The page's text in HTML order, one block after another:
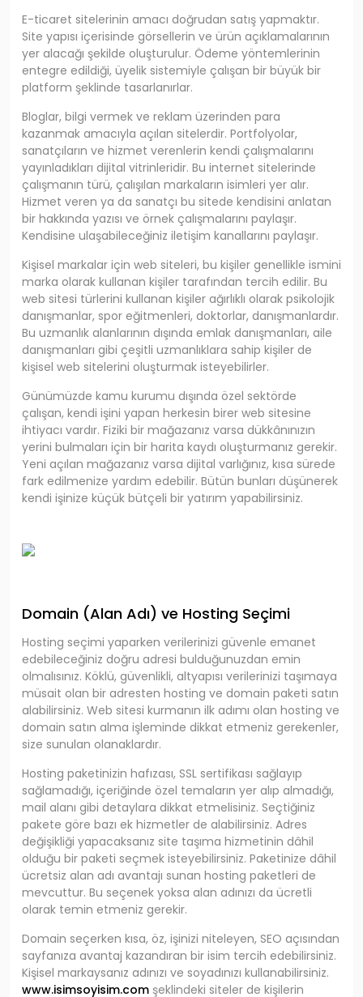
E-ticaret sitelerinin amacı doğrudan satış yapmaktır.
Site yapısı içerisinde görsellerin ve ürün açıklamalarının
yer alacağı şekilde oluşturulur. Ödeme yöntemlerinin
entegre edildiği, üyelik sistemiyle çalışan bir büyük bir
platform şeklinde tasarlanırlar.
Bloglar, bilgi vermek ve reklam üzerinden para
kazanmak amacıyla açılan sitelerdir. Portfolyolar,
sanatçıların ve hizmet verenlerin kendi çalışmalarını
yayınladıkları dijital vitrinleridir. Bu internet sitelerinde
çalışmanın türü, çalışılan markaların isimleri yer alır.
Hizmet veren ya da sanatçı bu sitede kendisini anlatan
bir hakkında yazısı ve örnek çalışmalarını paylaşır.
Kendisine ulaşabileceğiniz iletişim kanallarını paylaşır.
Kişisel markalar için web siteleri, bu kişiler genellikle ismini
marka olarak kullanan kişiler tarafından tercih edilir. Bu
web sitesi türlerini kullanan kişiler ağırlıklı olarak psikolojik
danışmanlar, spor eğitmenleri, doktorlar, danışmanlardır.
Bu uzmanlık alanlarının dışında emlak danışmanları, aile
danışmanları gibi çeşitli uzmanlıklara sahip kişiler de
kişisel web sitelerini oluşturmak isteyebilirler.
Günümüzde kamu kurumu dışında özel sektörde
çalışan, kendi işini yapan herkesin birer web sitesine
ihtiyacı vardır. Fiziki bir mağazanız varsa dükkânınızın
yerini bulmaları için bir harita kaydı oluşturmanız gerekir.
Yeni açılan mağazanız varsa dijital varlığınız, kısa sürede
fark edilmenize yardım edebilir. Bütün bunları düşünerek
kendi işinize küçük bütçeli bir yatırım yapabilirsiniz.
Domain (Alan Adı) ve Hosting Seçimi
Hosting seçimi yaparken verilerinizi güvenle emanet
edebileceğiniz doğru adresi bulduğunuzdan emin
olmalısınız. Köklü, güvenlikli, altyapısı verilerinizi taşımaya
müsait olan bir adresten hosting ve domain paketi satın
alabilirsiniz. Web sitesi kurmanın ilk adımı olan hosting ve
domain satın alma işleminde dikkat etmeniz gerekenler,
size sunulan olanaklardır.
Hosting paketinizin hafızası, SSL sertifikası sağlayıp
sağlamadığı, içeriğinde özel temaların yer alıp almadığı,
mail alanı gibi detaylara dikkat etmelisiniz. Seçtiğiniz
pakete göre bazı ek hizmetler de alabilirsiniz. Adres
değişikliği yapacaksanız site taşıma hizmetinin dâhil
olduğu bir paketi seçmek isteyebilirsiniz. Paketinize dâhil
ücretsiz alan adı avantajı sunan hosting paketleri de
mevcuttur. Bu seçenek yoksa alan adınızı da ücretli
olarak temin etmeniz gerekir.
Domain seçerken kısa, öz, işinizi niteleyen, SEO açısından
sayfanıza avantaj kazandıran bir isim tercih edebilirsiniz.
Kişisel markaysanız adınızı ve soyadınızı kullanabilirsiniz.
www.isimsoyisim.com şeklindeki siteler de kişilerin